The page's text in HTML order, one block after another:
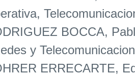
BOCCA,
y
ERRECARTE,